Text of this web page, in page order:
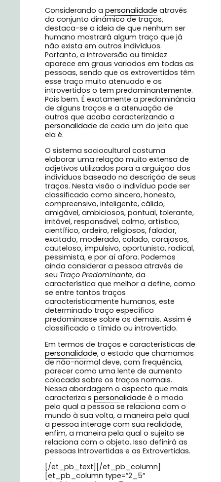
Considerando a personalidade através
do conjunto dinâmico de traços,
destaca-se a ideia de que nenhum ser
humano mostrará algum traço que já
não exista em outros indivíduos.
Portanto, a introversão ou timidez
aparece em graus variados em todas as
pessoas, sendo que os extrovertidos têm
esse traço muito atenuado e os
introvertidos o tem predominantemente.
Pois bem. É exatamente a predominância
de alguns traços e a atenuação de
outros que acaba caracterizando a
personalidade de cada um do jeito que
ela é.
O sistema sociocultural costuma
elaborar uma relação muito extensa de
adjetivos utilizados para a arguição dos
indivíduos baseado na descrição de seus
traços. Nesta visão o indivíduo pode ser
classificado como sincero, honesto,
compreensivo, inteligente, cálido,
amigável, ambiciosos, pontual, tolerante,
irritável, responsável, calmo, artístico,
científico, ordeiro, religiosos, falador,
excitado, moderado, calado, corajosos,
cauteloso, impulsivo, oportunista, radical,
pessimista, e por aí afora. Podemos
ainda considerar a pessoa através de
seu Traço Predominante, da
característica que melhor a define, como
se entre tantos traços
caracteristicamente humanos, este
determinado traço específico
predominasse sobre os demais. Assim é
classificado o tímido ou introvertido.
Em termos de traços e características de
personalidade, o estado que chamamos
de não-normal deve, com frequência,
parecer como uma lente de aumento
colocada sobre os traços normais.
Nessa abordagem o aspecto que mais
caracteriza s personalidade é o modo
pelo qual a pessoa se relaciona com o
mundo à sua volta, a maneira pela qual
a pessoa interage com sua realidade,
enfim, a maneira pela qual o sujeito se
relaciona com o objeto. Isso definirá as
pessoas Introvertidas e as Extrovertidas.
[/et_pb_text][/et_pb_column]
[et_pb_column type=”2_5″